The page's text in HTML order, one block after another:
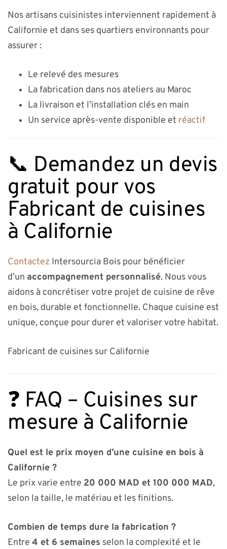
Nos artisans cuisinistes interviennent rapidement à
Californie et dans ses quartiers environnants pour
assurer :
Le relevé des mesures
La fabrication dans nos ateliers au Maroc
La livraison et l’installation clés en main
Un service après-vente disponible et réactif
📞 Demandez un devis
gratuit pour vos
Fabricant de cuisines
à Californie
Contactez Intersourcia Bois pour bénéficier
d’un accompagnement personnalisé. Nous vous
aidons à concrétiser votre projet de cuisine de rêve
en bois, durable et fonctionnelle. Chaque cuisine est
unique, conçue pour durer et valoriser votre habitat.
Fabricant de cuisines sur Californie
❓ FAQ – Cuisines sur
mesure à Californie
Quel est le prix moyen d’une cuisine en bois à
Californie ?
Le prix varie entre 20 000 MAD et 100 000 MAD,
selon la taille, le matériau et les finitions.
Combien de temps dure la fabrication ?
Entre 4 et 6 semaines selon la complexité et le